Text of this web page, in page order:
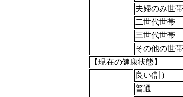
夫婦のみ世帯
二世代世帯
三世代世帯
その他の世帯
【現在の健康状態】
良い(計)
普通